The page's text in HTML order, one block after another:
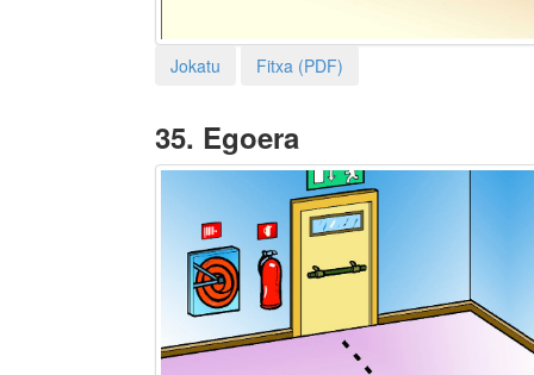
Jokatu Fitxa (PDF)
35. Egoera